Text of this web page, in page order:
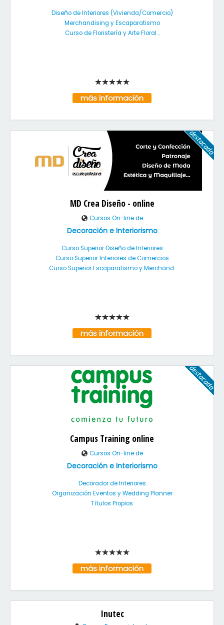
Diseño de Interiores (Vivienda/Comercio)
Merchandising y Escaparatismo
Curso de Floristería y Arte Floral...
más información
MD Crea Diseño - online
Cursos On-line de
Decoración e Interiorismo
Curso Superior Diseño de Interiores
Curso Superior Interiores de Comercios
Curso Superior Escaparatismo y Merchand.
más información
Campus Training online
Cursos On-line de
Decoración e Interiorismo
Decorador de Interiores
Organización Eventos y Wedding Planner
Títulos Propios
más información
Inutec